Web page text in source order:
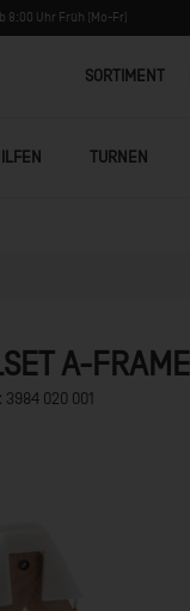
8:00 Uhr Früh (Mo-Fr)
SORTIMENT
TURNEN
A-
3984 020 001